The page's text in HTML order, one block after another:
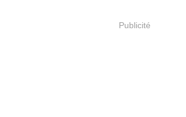
Publicité